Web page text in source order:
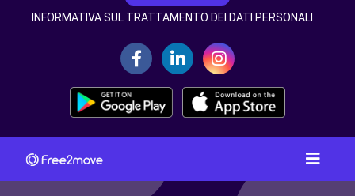
INFORMATIVA SUL TRATTAMENTO DEI DATI PERSONALI